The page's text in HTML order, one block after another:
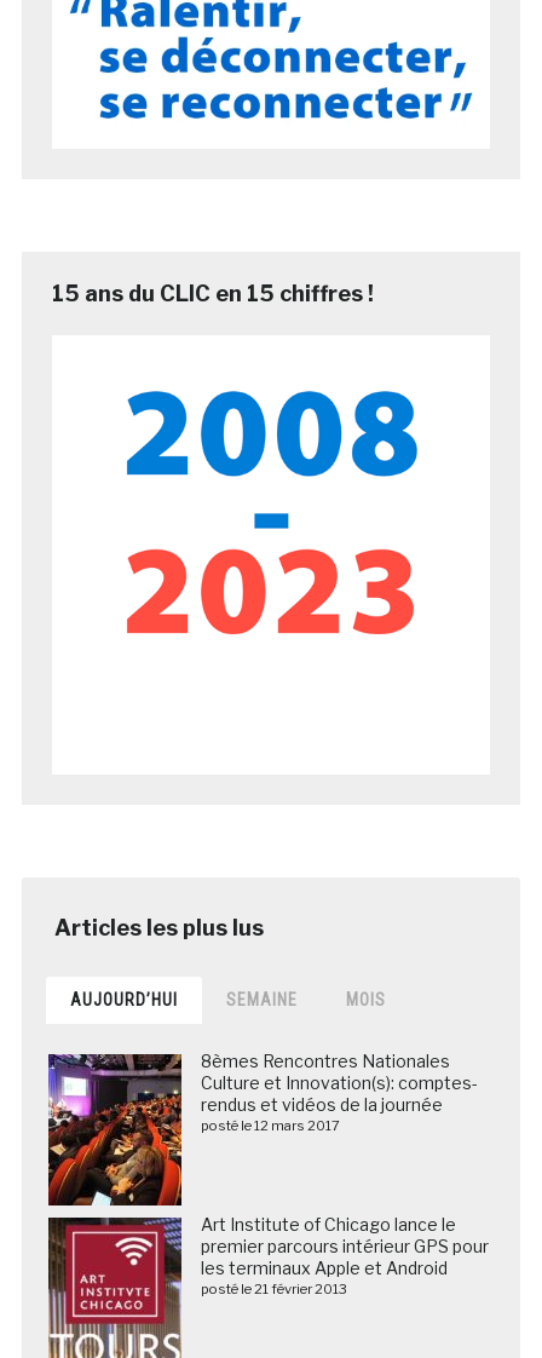
15 ans du CLIC en 15 chiffres !
AUJOURD’HUI SEMAINE MOIS
8èmes Rencontres Nationales
Culture et Innovation(s): comptes-
rendus et vidéos de la journée
posté le 12 mars 2017
Art Institute of Chicago lance le
premier parcours intérieur GPS pour
les terminaux Apple et Android
posté le 21 février 2013